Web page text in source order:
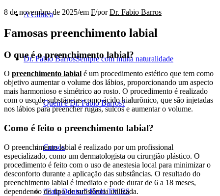
A Clínica
Dr. Fabio BarrosSempre com muita naturalidade
Quem é Dr. Fabio Barros?
Cursos
“Fala Doutor” Rede TV ES
8 de novembro de 2025/em F/porDr. Fabio Barros
Famosas preenchimento labial
O que é o preenchimento labial?
O preenchimento labial é um procedimento estético que tem como
objetivo aumentar o volume dos lábios, proporcionando um aspecto
mais harmonioso e simétrico ao rosto. O procedimento é realizado
com o uso de substâncias como ácido hialurônico, que são injetadas
nos lábios para preencher rugas, sulcos e aumentar o volume.
Como é feito o preenchimento labial?
O preenchimento labial é realizado por um profissional
especializado, como um dermatologista ou cirurgião plástico. O
procedimento é feito com o uso de anestesia local para minimizar o
desconforto durante a aplicação das substâncias. O resultado do
preenchimento labial é imediato e pode durar de 6 a 18 meses,
dependendo do tipo de substância utilizada.